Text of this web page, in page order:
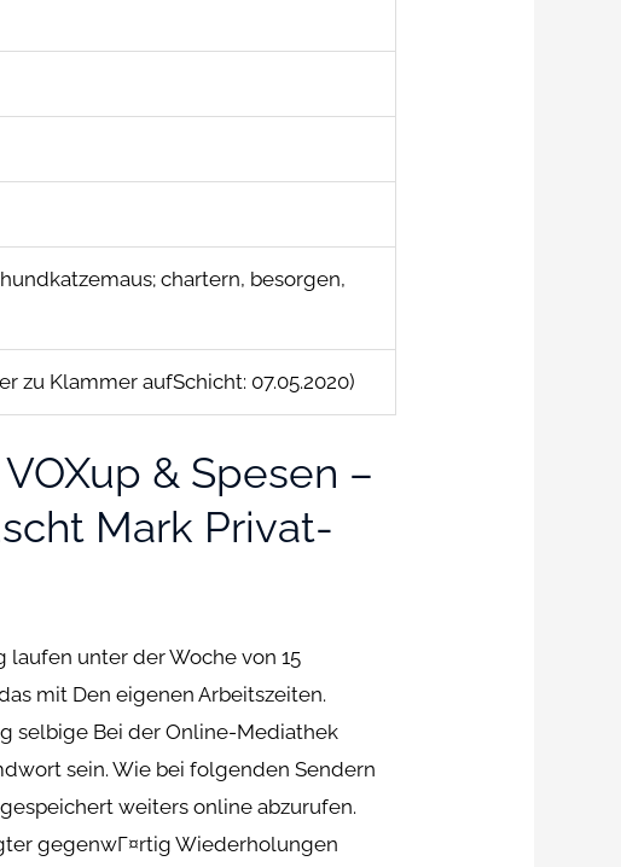
chartern, besorgen,
zu Klammer aufSchicht: 07.05.2020)
& Spesen –
Mark Privat-
unter der Woche von 15
mit Den eigenen Arbeitszeiten.
selbige Bei der Online-Mediathek
sein. Wie bei folgenden Sendern
weiters online abzurufen.
gegenwГ¤rtig Wiederholungen